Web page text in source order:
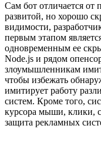
Сам бот отличается
развитой, но хорошо
видимости,
первым этапом
одновременным ее
Node.js и рядом
злоумышленникам
чтобы избежать
имитирует работу
систем. Кроме того,
курсора мыши, клики,
защита рекламных